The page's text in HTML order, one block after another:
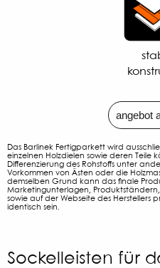
angebot
Das Barlinek Fertigparkett wird
einzelnen Holzdielen sowie deren Teile
Differenzierung des Rohstoffs unter
Vorkommen von Ästen oder die
demselben Grund kann das finale
Marketingunterlagen,
sowie auf der Webseite des Herstellers
identisch sein.
Sockelleisten für